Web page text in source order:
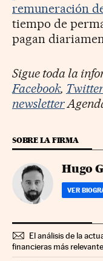
remuneración
tiempo de
pagan
Sigue toda la
Facebook,
newsletter
SOBRE LA FIRMA
Hugo
VER
El análisis de la
financieras más